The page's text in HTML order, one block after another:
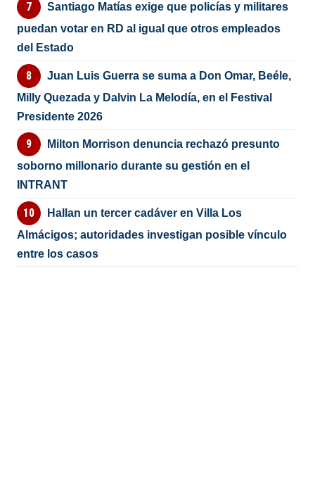
Santiago Matías exige que policías y militares
puedan votar en RD al igual que otros empleados
del Estado
Juan Luis Guerra se suma a Don Omar, Beéle,
Milly Quezada y Dalvin La Melodía, en el Festival
Presidente 2026
Milton Morrison denuncia rechazó presunto
soborno millonario durante su gestión en el
INTRANT
Hallan un tercer cadáver en Villa Los
Almácigos; autoridades investigan posible vínculo
entre los casos